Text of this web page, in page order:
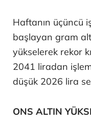
Haftanın üçüncü
başlayan gram
yükselerek rekor
2041 liradan
düşük 2026 lira
ONS ALTIN